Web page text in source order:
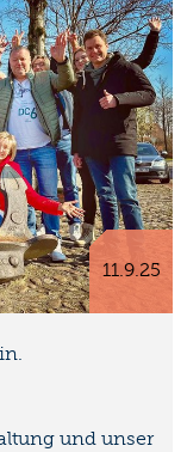
11.9.25
und unser